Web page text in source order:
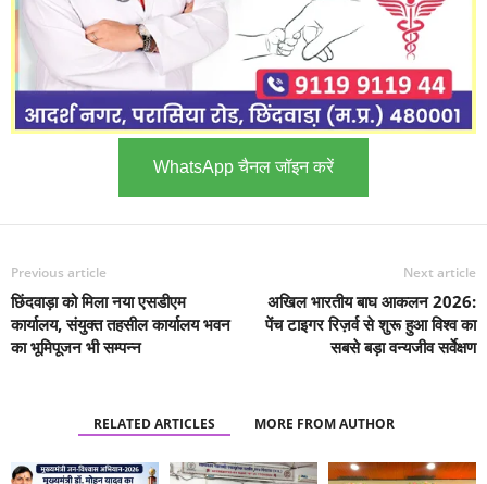
WhatsApp चैनल जॉइन करें
Previous article
छिंदवाड़ा को मिला नया एसडीएम
कार्यालय, संयुक्त तहसील कार्यालय भवन
का भूमिपूजन भी सम्पन्न
Next article
अखिल भारतीय बाघ आकलन 2026:
पेंच टाइगर रिज़र्व से शुरू हुआ विश्व का
सबसे बड़ा वन्यजीव सर्वेक्षण
RELATED ARTICLES MORE FROM AUTHOR